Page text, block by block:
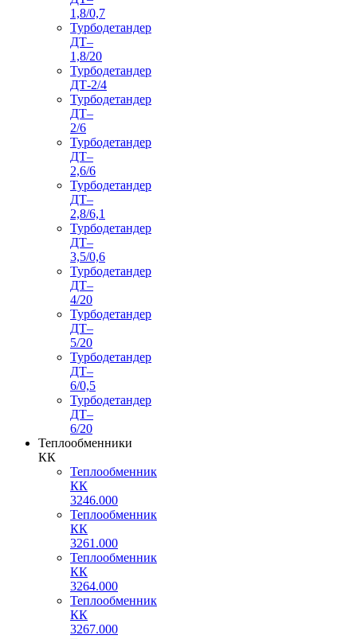
1,8/0,7
Турбодетандер
ДТ–
1,8/20
Турбодетандер
ДТ-2/4
Турбодетандер
ДТ–
2/6
Турбодетандер
ДТ–
2,6/6
Турбодетандер
ДТ–
2,8/6,1
Турбодетандер
ДТ–
3,5/0,6
Турбодетандер
ДТ–
4/20
Турбодетандер
ДТ–
5/20
Турбодетандер
ДТ–
6/0,5
Турбодетандер
ДТ–
6/20
Теплообменники
КК
Теплообменник
КК
3246.000
Теплообменник
КК
3261.000
Теплообменник
КК
3264.000
Теплообменник
КК
3267.000